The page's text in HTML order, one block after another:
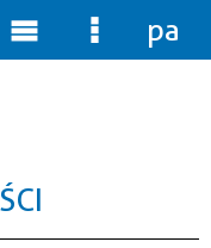
MenuMenu